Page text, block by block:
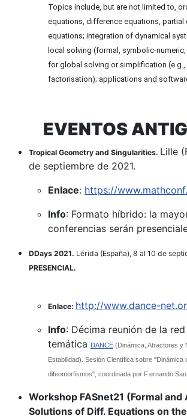
Topics include, but are not limited to,
equations, difference equations, partial
equations; integration of dynamical
local solving (formal, symbolic-
for global solving or simplification
factorisation); applications and
EVENTOS
Tropical Geometry and Singularities. Lille
de septiembre de 2021.
Enlace: https://
Info: Formato híbrido: la
conferencias serán
DDays 2021. Lérida (España), 8 al 10 de
PRESENCIAL.
Enlace: http://www.dance-
Info: Décima reunión de la red
temática
DANCE (Dinámica, Atractores y
Estabilidad). Sesión Científica sobre "Dinámica
difeomorfismos", coordinada por F.ernando
Workshop FASnet21 (Formal and
Solutions of Diff. Equations on